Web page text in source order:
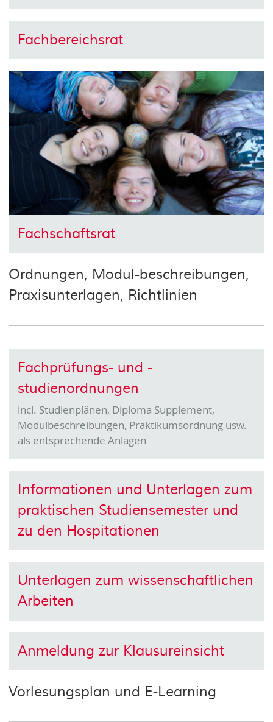
Fachbereichsrat
Fachschaftsrat
Ordnungen, Modul-beschreibungen,
Praxisunterlagen, Richtlinien
Fachprüfungs- und -
studienordnungen
incl. Studienplänen, Diploma Supplement,
Modulbeschreibungen, Praktikumsordnung usw.
als entsprechende Anlagen
Informationen und Unterlagen zum
praktischen Studiensemester und
zu den Hospitationen
Unterlagen zum wissenschaftlichen
Arbeiten
Anmeldung zur Klausureinsicht
Vorlesungsplan und E-Learning